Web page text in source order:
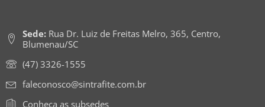
Sede:Rua Dr. Luiz de Freitas Melro, 365, Centro,
Blumenau/SC
(47) 3326-1555
faleconosco@sintrafite.com.br
Conheça as subsedes